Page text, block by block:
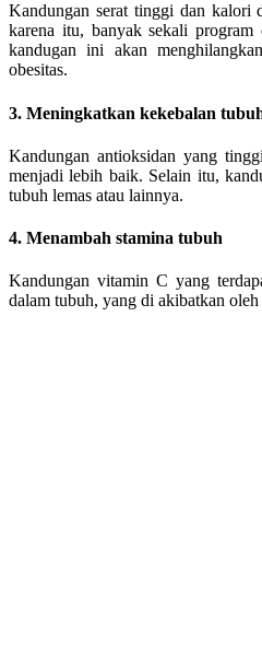
Kandungan serat tinggi dan kalori
karena itu, banyak sekali
kandugan ini akan
obesitas.
3. Meningkatkan kekebalan
Kandungan antioksidan yang
menjadi lebih baik. Selain itu,
tubuh lemas atau lainnya.
4. Menambah stamina tubuh
Kandungan vitamin C yang
dalam tubuh, yang di akibatkan